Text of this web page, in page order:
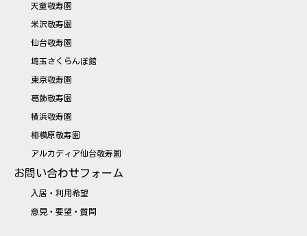
天童敬寿園
米沢敬寿園
仙台敬寿園
埼玉さくらんぼ館
東京敬寿園
葛飾敬寿園
横浜敬寿園
相模原敬寿園
アルカディア仙台敬寿園
お問い合わせフォーム
入居・利用希望
意見・要望・質問